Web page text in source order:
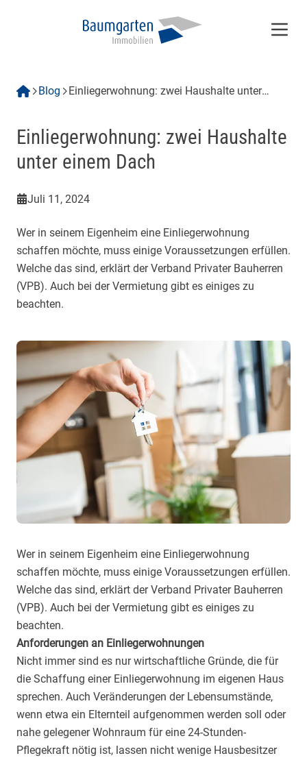
Blog
Einliegerwohnung: zwei Haushalte unter
Einliegerwohnung: zwei Haushalte
unter einem Dach
Juli 11, 2024
Wer in seinem Eigenheim eine Einliegerwohnung
schaffen möchte, muss einige Voraussetzungen erfüllen.
Welche das sind, erklärt der Verband Privater Bauherren
(VPB). Auch bei der Vermietung gibt es einiges zu
beachten.
Wer in seinem Eigenheim eine Einliegerwohnung
schaffen möchte, muss einige Voraussetzungen erfüllen.
Welche das sind, erklärt der Verband Privater Bauherren
(VPB). Auch bei der Vermietung gibt es einiges zu
beachten.
Anforderungen an Einliegerwohnungen
Nicht immer sind es nur wirtschaftliche Gründe, die für
die Schaffung einer Einliegerwohnung im eigenen Haus
sprechen. Auch Veränderungen der Lebensumstände,
wenn etwa ein Elternteil aufgenommen werden soll oder
nahe gelegener Wohnraum für eine 24-Stunden-
Pflegekraft nötig ist, lassen nicht wenige Hausbesitzer